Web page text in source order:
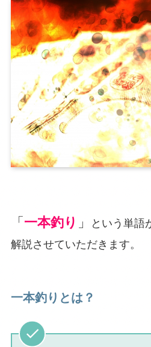
「 一本釣り 」
という単語
解説させていただきます。
一本釣りとは？